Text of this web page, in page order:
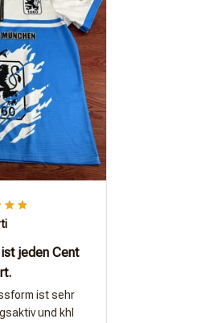
jeden Cent
ist sehr
und khl